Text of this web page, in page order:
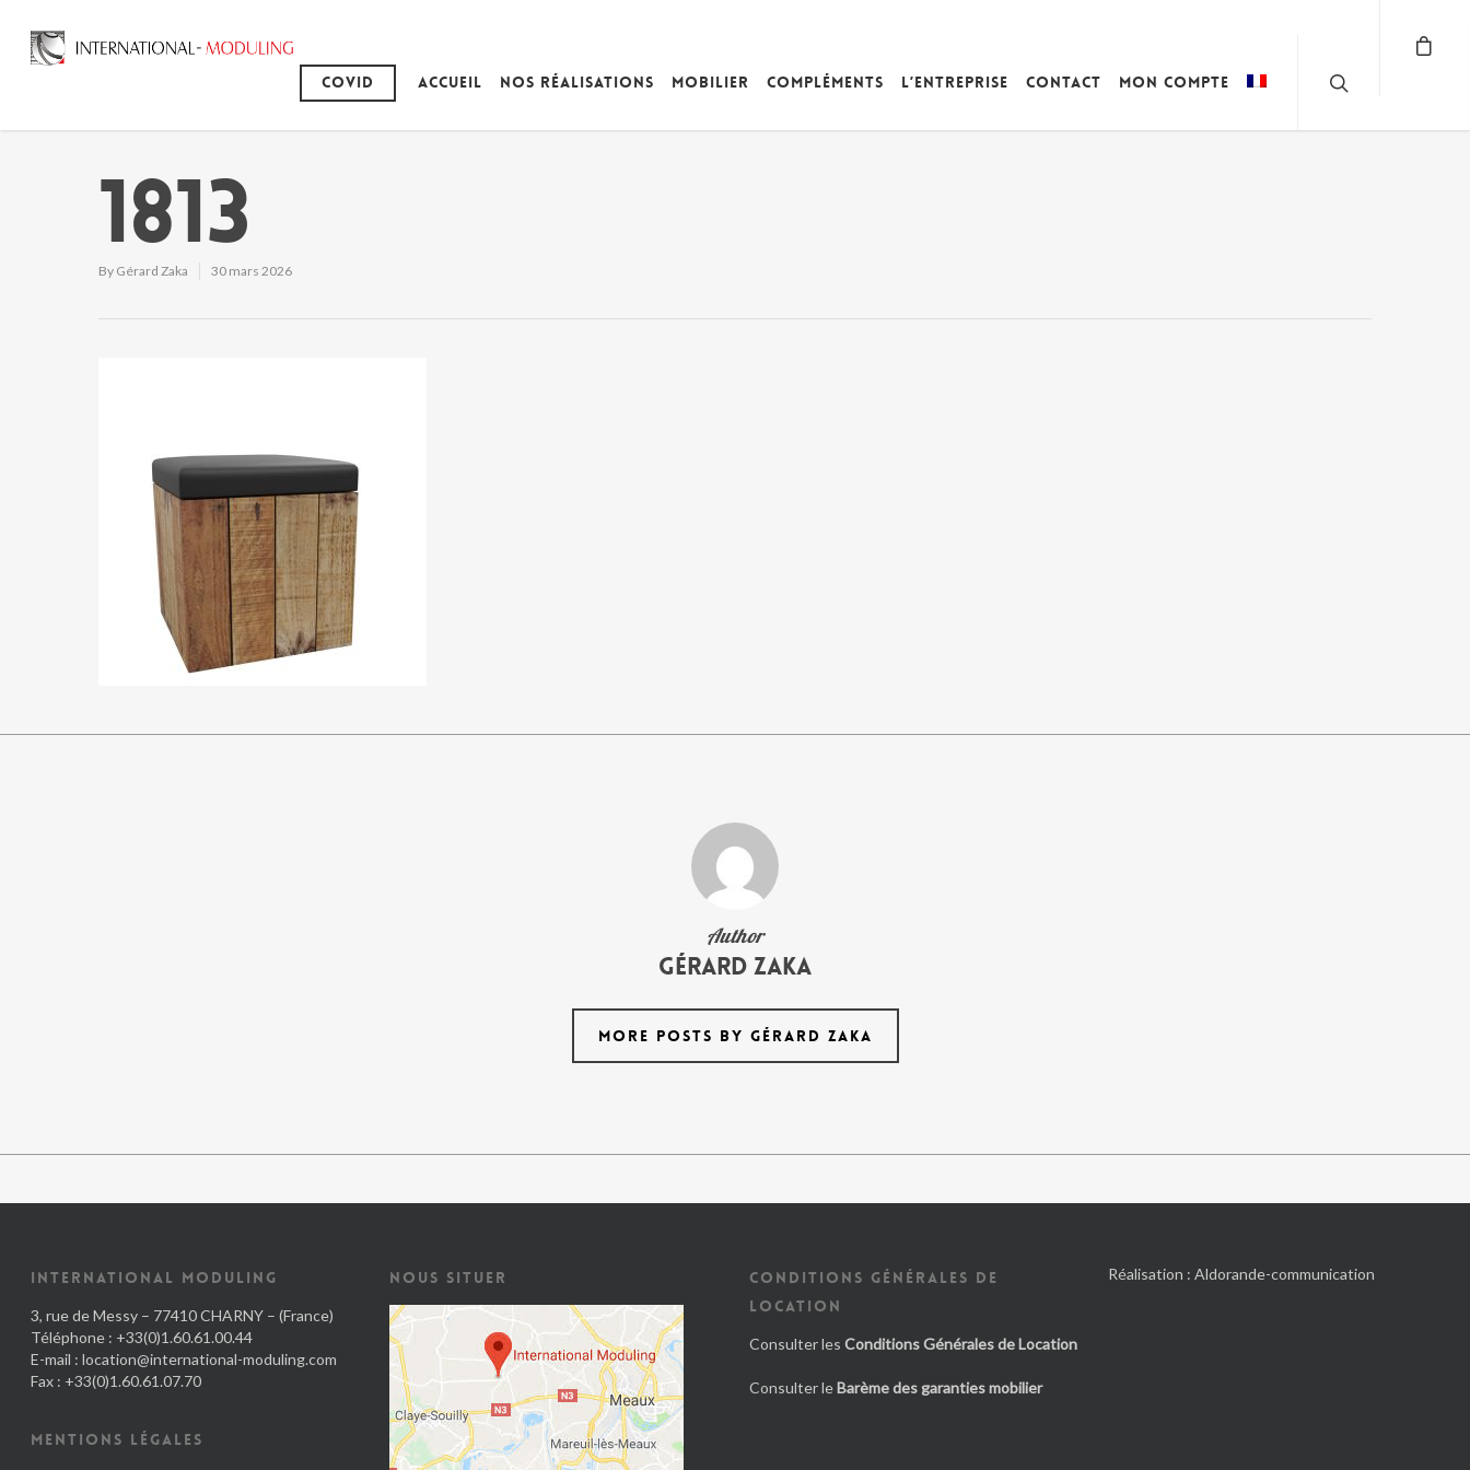
Covid Accueil Nos réalisations Mobilier Compléments L’entreprise Contact Mon compte
1813
By Gérard Zaka 30 mars 2026
Author
Gérard Zaka
MORE POSTS BY GÉRARD ZAKA
INTERNATIONAL MODULING
3, rue de Messy – 77410 CHARNY – (France)
Téléphone : +33(0)1.60.61.00.44
E-mail : location@international-moduling.com
Fax : +33(0)1.60.61.07.70
MENTIONS LÉGALES
NOUS SITUER
CONDITIONS GÉNÉRALES DE
LOCATION
Consulter les Conditions Générales de Location
Consulter leBarème des garanties mobilier
Réalisation :Aldorande-communication